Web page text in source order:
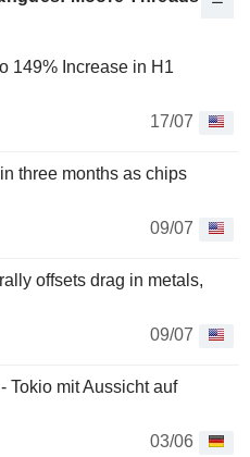
149% Increase in H1
17/07
three months as chips
09/07
offsets drag in metals,
09/07
Tokio mit Aussicht auf
03/06